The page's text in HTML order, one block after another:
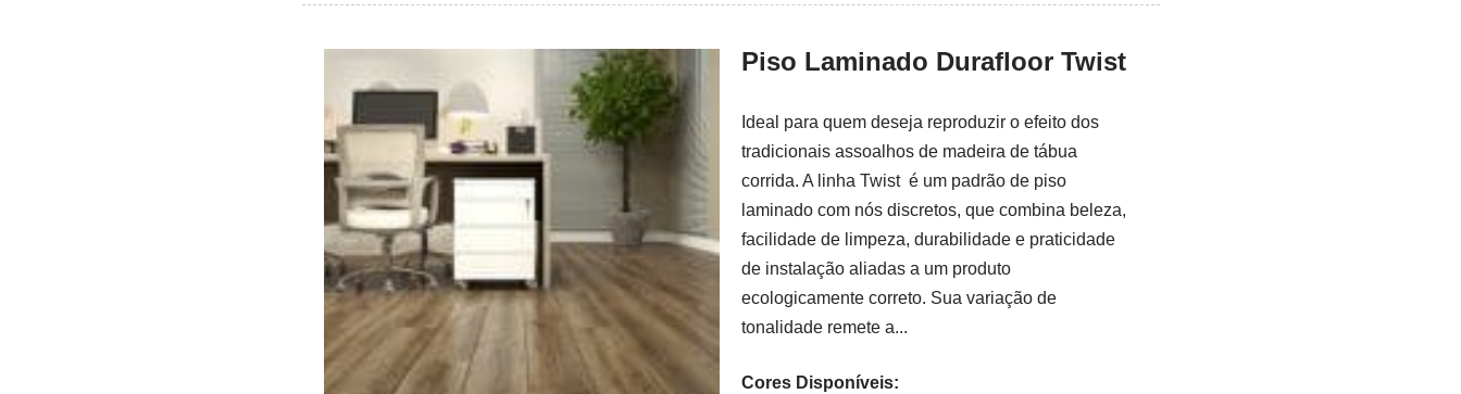
Piso Laminado Durafloor Twist
Ideal para quem deseja reproduzir o efeito dos
tradicionais assoalhos de madeira de tábua
corrida. A linha Twist é um padrão de piso
laminado com nós discretos, que combina beleza,
facilidade de limpeza, durabilidade e praticidade
de instalação aliadas a um produto
ecologicamente correto. Sua variação de
tonalidade remete a...
Cores Disponíveis: